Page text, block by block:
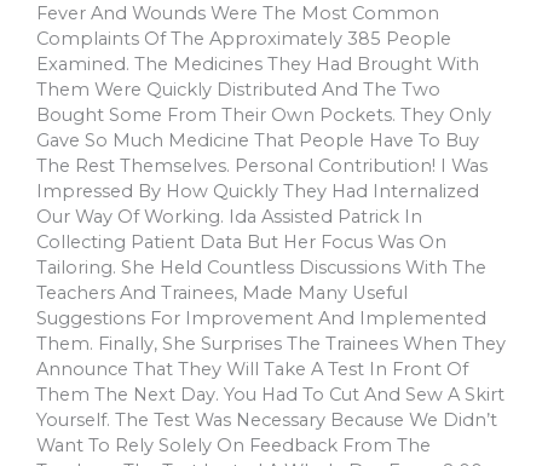
Fever And Wounds Were The Most Common
Complaints Of The Approximately 385 People
Examined. The Medicines They Had Brought With
Them Were Quickly Distributed And The Two
Bought Some From Their Own Pockets. They Only
Gave So Much Medicine That People Have To Buy
The Rest Themselves. Personal Contribution! I Was
Impressed By How Quickly They Had Internalized
Our Way Of Working. Ida Assisted Patrick In
Collecting Patient Data But Her Focus Was On
Tailoring. She Held Countless Discussions With The
Teachers And Trainees, Made Many Useful
Suggestions For Improvement And Implemented
Them. Finally, She Surprises The Trainees When They
Announce That They Will Take A Test In Front Of
Them The Next Day. You Had To Cut And Sew A Skirt
Yourself. The Test Was Necessary Because We Didn’t
Want To Rely Solely On Feedback From The